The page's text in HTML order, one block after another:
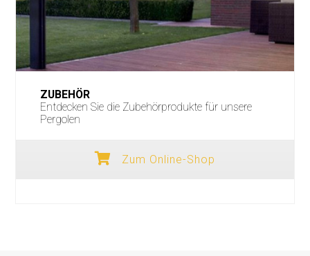
ZUBEHÖR
Entdecken Sie die Zubehörprodukte für unsere
Pergolen
Zum Online-Shop